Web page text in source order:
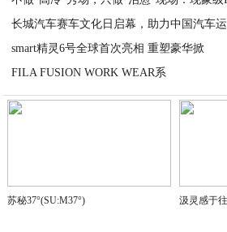
长城汽车赛车文化日启幕，助力中国汽车
smart精灵6号全球首次亮相 重塑豪华掀
FILA FUSION WORK WEAR系
苏秘37°(SU:M37°) 汲灵感于